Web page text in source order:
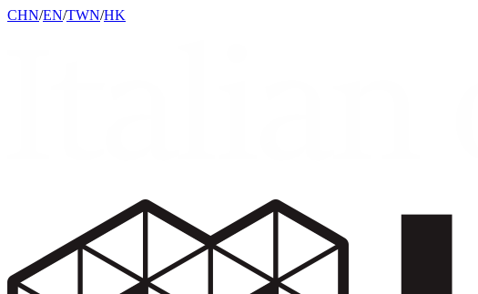
CHN/EN/TWN/HK